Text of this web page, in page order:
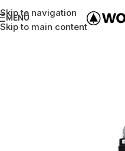
Skip to navigation
Skip to main content
MENÜ